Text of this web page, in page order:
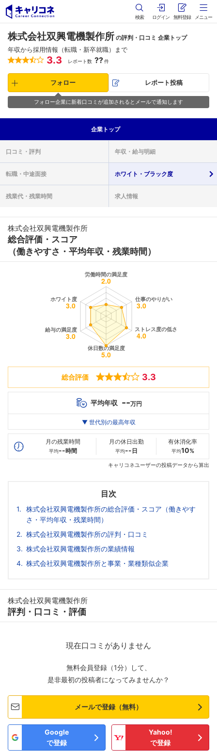
検索 ログイン 無料登録 メニュー
株式会社双興電機製作所 の評判・口コミ 企業トップ
年収から採用情報（転職・新卒就職）まで
3.3 レポート数 ??件
フォロー レポート投稿
フォロー企業に新着口コミが追加されるとメールで通知します
企業 トップ
口コミ・ 評判 年収・ 給与明細
転職・ 中途面接 ホワイト・ ブラック度
残業代・ 残業時間 求人情報
株式会社双興電機製作所
総合評価・スコア
（働きやすさ・平均年収・残業時間）
総合評価 3.3
平均年収 --万円
最高年収
20代
--万
30代
--万
--万
▼ 世代別の最高年収
月の残業時間
平均--時間
月の休日出勤
平均-- 日
有休消化率
平均10%
キャリコネユーザーの投稿データから算出
目次
株式会社双興電機製作所の総合評価・スコア（働きやす
さ・平均年収・残業時間）
株式会社双興電機製作所の評判・口コミ
株式会社双興電機製作所の業績情報
株式会社双興電機製作所と事業・業種類似企業
株式会社双興電機製作所
評判・口コミ・評価
現在口コミがありません
無料会員登録（1分）して、
是非最初の投稿者になってみませんか？
メールで登録（無料）
Google
で登録
Yahoo!
で登録